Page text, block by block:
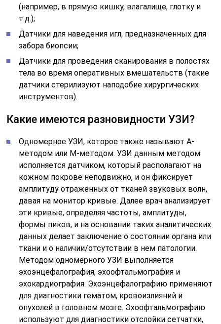
(например, в прямую кишку, влагалище, глотку и
т.д.);
Датчики для наведения игл, предназначенных для
забора биопсии;
Датчики для проведения сканирования в полостях
тела во время оперативных вмешательств (такие
датчики стерилизуют наподобие хирургических
инструментов).
Какие имеются разновидности УЗИ?
Одномерное УЗИ, которое также называют А-
методом или М-методом. УЗИ данным методом
исполняется датчиком, который располагают на
кожном покрове неподвижно, и он фиксирует
амплитуду отраженных от тканей звуковых волн,
давая на монитор кривые. Далее врач анализирует
эти кривые, определяя частоты, амплитуды,
формы пиков, и на основании таких аналитических
данных делает заключение о состоянии органа или
ткани и о наличии/отсутствии в нем патологии.
Методом одномерного УЗИ выполняется
эхоэнцефалография, эхоофтальмография и
эхокардиография. Эхоэнцефалографию применяют
для диагностики гематом, кровоизлияний и
опухолей в головном мозге. Эхоофтальмографию
используют для диагностики отслойки сетчатки,